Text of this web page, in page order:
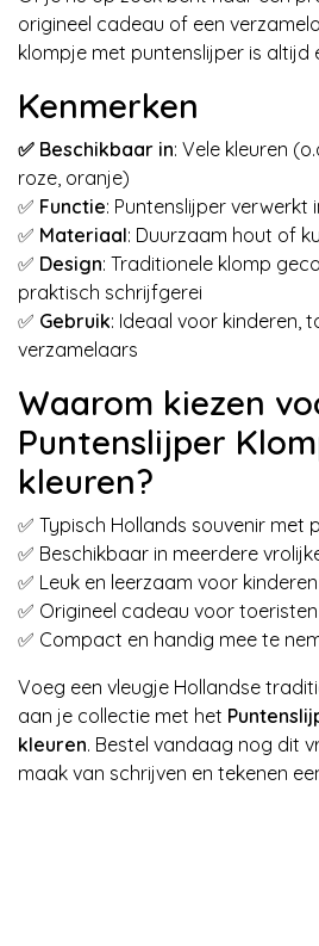
origineel cadeau of een
klompje met puntenslijper is altijd
Kenmerken
✅ Beschikbaar in: Vele kleuren
roze, oranje)
✅ Functie: Puntenslijper verwerkt
✅ Materiaal: Duurzaam hout of
✅ Design: Traditionele klomp
praktisch schrijfgerei
✅ Gebruik: Ideaal voor kinderen,
verzamelaars
Waarom kiezen
Puntenslijper
kleuren?
✅ Typisch Hollands souvenir met
✅ Beschikbaar in meerdere
✅ Leuk en leerzaam voor kinderen
✅ Origineel cadeau voor
✅ Compact en handig mee te
Voeg een vleugje Hollandse
aan je collectie met het
kleuren. Bestel vandaag nog dit
maak van schrijven en tekenen